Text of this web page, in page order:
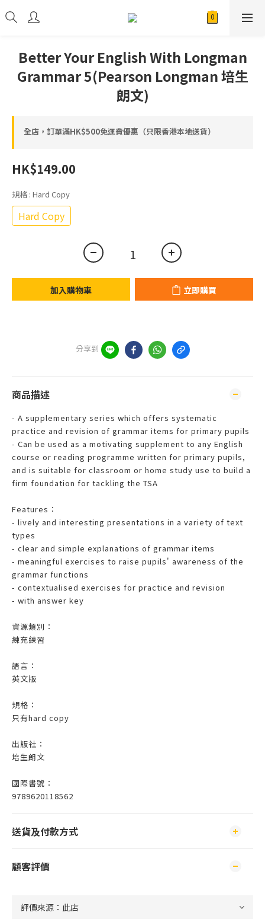
Better Your English With Longman
Grammar 5(Pearson Longman 培生
朗文)
全店，訂單滿HK$500免運費優惠（只限香港本地送貨）
HK$149.00
規格 : Hard Copy
Hard Copy
加入購物車 立即購買
分享到
商品描述
- A supplementary series which offers systematic
practice and revision of grammar items for primary pupils
- Can be used as a motivating supplement to any English
course or reading programme written for primary pupils,
and is suitable for classroom or home study use to build a
firm foundation for tackling the TSA
Features：
- lively and interesting presentations in a variety of text
types
- clear and simple explanations of grammar items
- meaningful exercises to raise pupils' awareness of the
grammar functions
- contextualised exercises for practice and revision
- with answer key
資源類別：
練充練習
語言：
英文版
規格：
只有hard copy
出版社：
培生朗文
國際書號：
9789620118562
送貨及付款方式
顧客評價